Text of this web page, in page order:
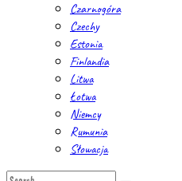
Czarnogóra
Czechy
Estonia
Finlandia
Litwa
Łotwa
Niemcy
Rumunia
Słowacja